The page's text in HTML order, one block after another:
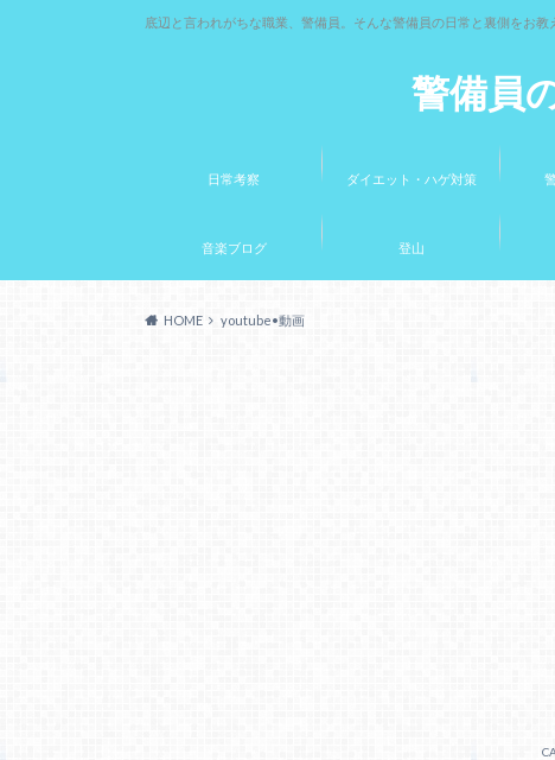
警備員
底辺と言われがちな職業、警備員。そんな警備員の日常と裏側をお教
日常考察 ダイエット・ハゲ対策
音楽ブログ 登山
HOME youtube•動画